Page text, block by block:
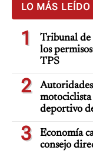
LO MÁS LEÍDO
1
Tribunal de
los
TPS
2
deportivo
3
Economía
consejo